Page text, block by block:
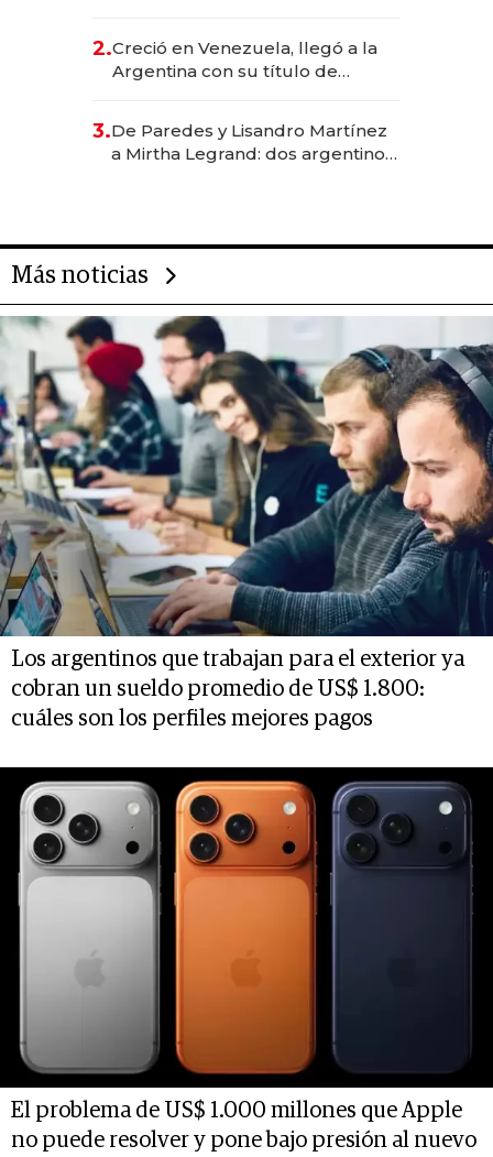
2.Creció en Venezuela, llegó a la
Argentina con su título de
las marcas "fast premium"
3.De Paredes y Lisandro Martínez
a Mirtha Legrand: dos argentinos
Más noticias
Los argentinos que trabajan para el exterior ya
cobran un sueldo promedio de US$ 1.800:
cuáles son los perfiles mejores pagos
El problema de US$ 1.000 millones que Apple
no puede resolver y pone bajo presión al nuevo